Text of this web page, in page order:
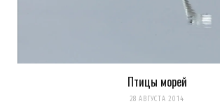
Птицы морей
28 АВГУСТА 2014